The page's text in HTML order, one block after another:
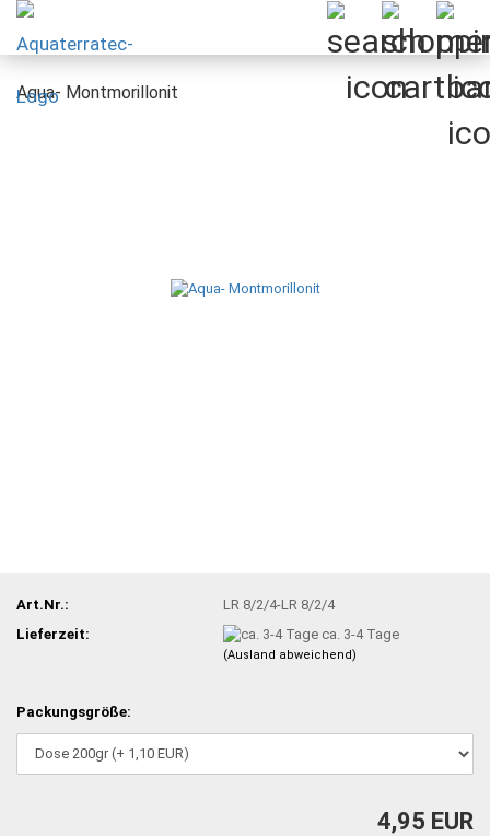
Aqua- Montmorillonit
Art.Nr.:
LR 8/2/4-LR 8/2/4
Lieferzeit:
ca. 3-4 Tage
(Ausland abweichend)
Packungsgröße:
4,95 EUR